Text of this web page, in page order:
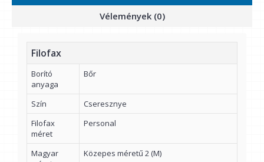
Vélemények (0)
Filofax
Borító
anyaga
Bőr
Szín
Cseresznye
Filofax
méret
Personal
Magyar
Közepes méretű 2 (M)